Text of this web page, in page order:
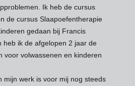
Ik heb de cursus
de cursus Slaapoefentherapie
gedaan bij Francis
heb ik de afgelopen 2 jaar de
voor volwassenen en kinderen
mijn werk is voor mij nog steeds